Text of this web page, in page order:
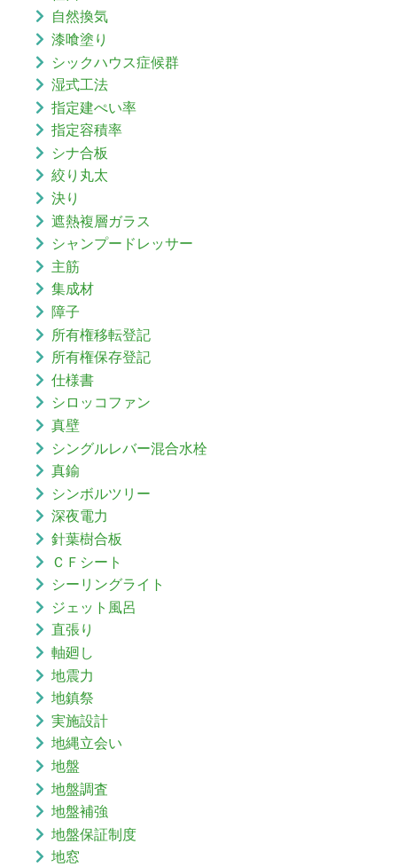
自然換気
漆喰塗り
シックハウス症候群
湿式工法
指定建ぺい率
指定容積率
シナ合板
絞り丸太
決り
遮熱複層ガラス
シャンプードレッサー
主筋
集成材
障子
所有権移転登記
所有権保存登記
仕様書
シロッコファン
真壁
シングルレバー混合水栓
真鍮
シンボルツリー
深夜電力
針葉樹合板
ＣＦシート
シーリングライト
ジェット風呂
直張り
軸廻し
地震力
地鎮祭
実施設計
地縄立会い
地盤
地盤調査
地盤補強
地盤保証制度
地窓